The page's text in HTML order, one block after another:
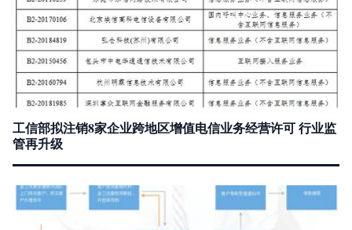
工信部拟注销8家企业跨地区增值电信业务经营许可 行业监
管再升级